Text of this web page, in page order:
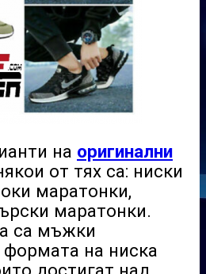
и на оригинални
от тях са: ниски
маратонки,
маратонки.
са мъжки
на ниска